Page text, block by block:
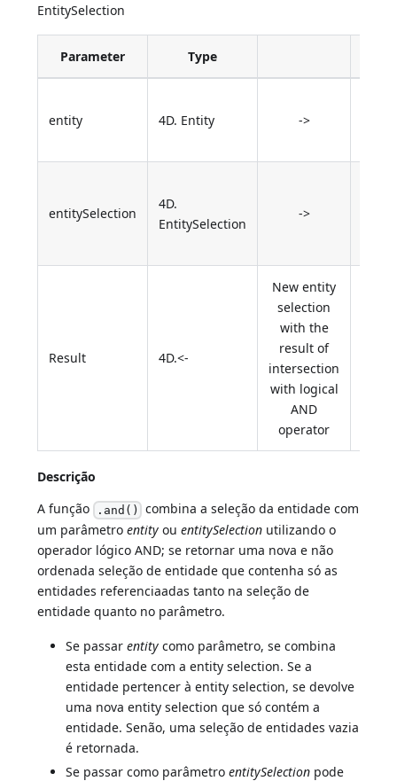
EntitySelection
Parameter Type
entity 4D. Entity ->
entitySelection
4D.
EntitySelection
->
Result 4D.<-
New entity
selection
with the
result of
intersection
with logical
AND
operator
Descrição
A função .and() combina a seleção da entidade com
um parâmetroentity ouentitySelection utilizando o
operador lógico AND; se retornar uma nova e não
ordenada seleção de entidade que contenha só as
entidades referenciaadas tanto na seleção de
entidade quanto no parâmetro.
Se passarentity como parâmetro, se combina
esta entidade com a entity selection. Se a
entidade pertencer à entity selection, se devolve
uma nova entity selection que só contém a
entidade. Senão, uma seleção de entidades vazia
é retornada.
Se passar como parâmetroentitySelection pode